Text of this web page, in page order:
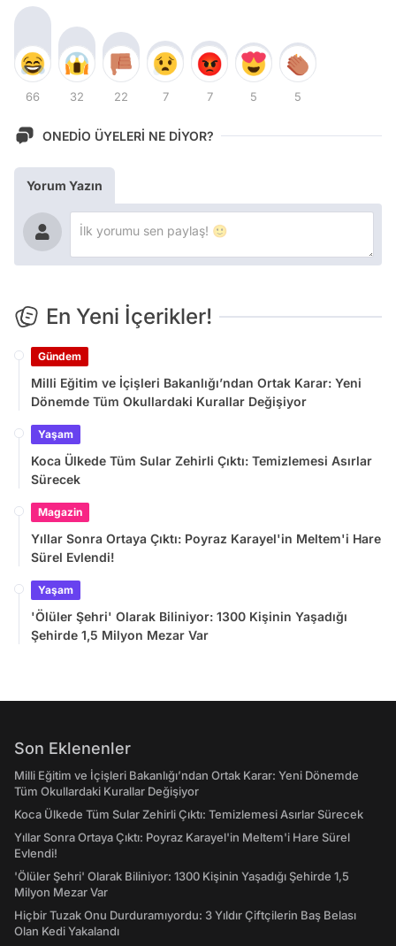
66 32 22 7 7 5 5
ONEDİO ÜYELERİ NE DİYOR?
Yorum Yazın
En Yeni İçerikler!
Gündem
Milli Eğitim ve İçişleri Bakanlığı’ndan Ortak Karar: Yeni
Dönemde Tüm Okullardaki Kurallar Değişiyor
Yaşam
Koca Ülkede Tüm Sular Zehirli Çıktı: Temizlemesi Asırlar
Sürecek
Magazin
Yıllar Sonra Ortaya Çıktı: Poyraz Karayel'in Meltem'i Hare
Sürel Evlendi!
Yaşam
'Ölüler Şehri' Olarak Biliniyor: 1300 Kişinin Yaşadığı
Şehirde 1,5 Milyon Mezar Var
Son Eklenenler
Milli Eğitim ve İçişleri Bakanlığı’ndan Ortak Karar: Yeni Dönemde
Tüm Okullardaki Kurallar Değişiyor
Koca Ülkede Tüm Sular Zehirli Çıktı: Temizlemesi Asırlar Sürecek
Yıllar Sonra Ortaya Çıktı: Poyraz Karayel'in Meltem'i Hare Sürel
Evlendi!
'Ölüler Şehri' Olarak Biliniyor: 1300 Kişinin Yaşadığı Şehirde 1,5
Milyon Mezar Var
Hiçbir Tuzak Onu Durduramıyordu: 3 Yıldır Çiftçilerin Baş Belası
Olan Kedi Yakalandı